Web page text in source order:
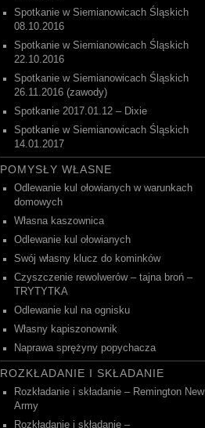
Spotkanie w Siemianowicach Śląskich
08.10.2016
Spotkanie w Siemianowicach Śląskich
22.10.2016
Spotkanie w Siemianowicach Śląskich
26.11.2016 (zawody)
Spotkanie 2017.01.12 – Dixie
Spotkanie w Siemianowicach Śląskich
14.01.2017
POMYSŁY WŁASNE
Odlewanie kul ołowianych w warunkach
domowych
Własna kaszownica
Odlewanie kul ołowianych
Swój własny klucz do kominków
Czyszczenie rewolwerów – tajna broń –
TRYTYTKA
Odlewanie kul na ognisku
Własny kapiszonownik
Naprawa sprężyny popychacza
ROZKŁADANIE I SKŁADANIE
Rozkładanie i składanie – Remington New
Army
Rozkładanie i składanie –